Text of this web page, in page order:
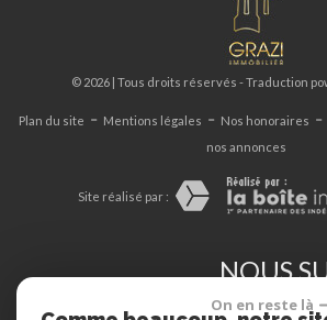
© 2026 | Tous droits réservés - Traduction
Plan du site - Mentions légales - Nos honoraires -
nos annonces
Site réalisé par :
NOUS
On en reste là